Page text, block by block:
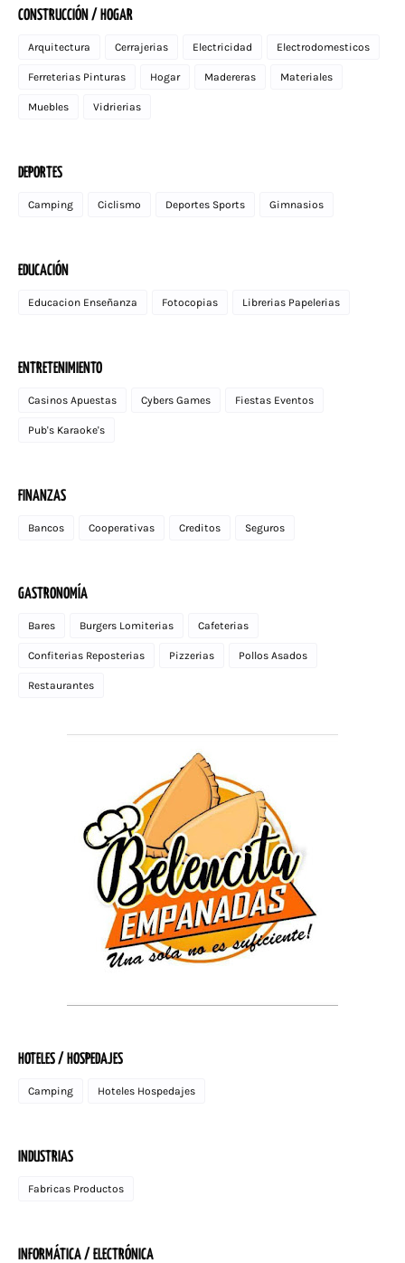
CONSTRUCCIÓN / HOGAR
Arquitectura Cerrajerias Electricidad Electrodomesticos
Ferreterias Pinturas Hogar Madereras Materiales
Muebles Vidrierias
DEPORTES
Camping Ciclismo Deportes Sports Gimnasios
EDUCACIÓN
Educacion Enseñanza Fotocopias Librerias Papelerias
ENTRETENIMIENTO
Casinos Apuestas Cybers Games Fiestas Eventos
Pub's Karaoke's
FINANZAS
Bancos Cooperativas Creditos Seguros
GASTRONOMÍA
Bares Burgers Lomiterias Cafeterias
Confiterias Reposterias Pizzerias Pollos Asados
Restaurantes
HOTELES / HOSPEDAJES
Camping Hoteles Hospedajes
INDUSTRIAS
Fabricas Productos
INFORMÁTICA / ELECTRÓNICA